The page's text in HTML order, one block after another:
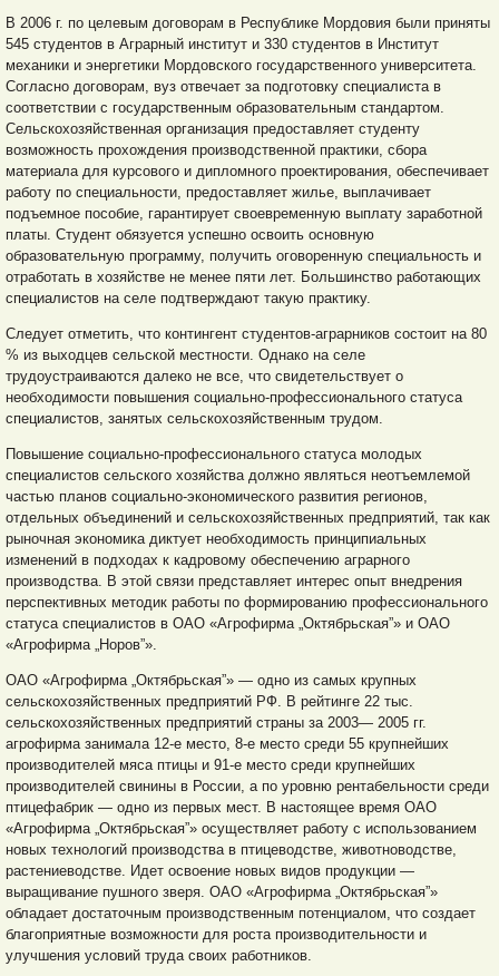
В 2006 г. по целевым договорам в Республике Мордовия были приняты
545 студентов в Аграрный институт и 330 студентов в Институт
механики и энергетики Мордовского государственного университета.
Согласно договорам, вуз отвечает за подготовку специалиста в
соответствии с государственным образовательным стандартом.
Сельскохозяйственная организация предоставляет студенту
возможность прохождения производственной практики, сбора
материала для курсового и дипломного проектирования, обеспечивает
работу по специальности, предоставляет жилье, выплачивает
подъемное пособие, гарантирует своевременную выплату заработной
платы. Студент обязуется успешно освоить основную
образовательную программу, получить оговоренную специальность и
отработать в хозяйстве не менее пяти лет. Большинство работающих
специалистов на селе подтверждают такую практику.
Следует отметить, что контингент студентов-аграрников состоит на 80
% из выходцев сельской местности. Однако на селе
трудоустраиваются далеко не все, что свидетельствует о
необходимости повышения социально-профессионального статуса
специалистов, занятых сельскохозяйственным трудом.
Повышение социально-профессионального статуса молодых
специалистов сельского хозяйства должно являться неотъемлемой
частью планов социально-экономического развития регионов,
отдельных объединений и сельскохозяйственных предприятий, так как
рыночная экономика диктует необходимость принципиальных
изменений в подходах к кадровому обеспечению аграрного
производства. В этой связи представляет интерес опыт внедрения
перспективных методик работы по формированию профессионального
статуса специалистов в ОАО «Агрофирма „Октябрьская”» и ОАО
«Агрофирма „Норов”».
ОАО «Агрофирма „Октябрьская”» — одно из самых крупных
сельскохозяйственных предприятий РФ. В рейтинге 22 тыс.
сельскохозяйственных предприятий страны за 2003— 2005 гг.
агрофирма занимала 12-е место, 8-е место среди 55 крупнейших
производителей мяса птицы и 91-е место среди крупнейших
производителей свинины в России, а по уровню рентабельности среди
птицефабрик — одно из первых мест. В настоящее время ОАО
«Агрофирма „Октябрьская”» осуществляет работу с использованием
новых технологий производства в птицеводстве, животноводстве,
растениеводстве. Идет освоение новых видов продукции —
выращивание пушного зверя. ОАО «Агрофирма „Октябрьская”»
обладает достаточным производственным потенциалом, что создает
благоприятные возможности для роста производительности и
улучшения условий труда своих работников.